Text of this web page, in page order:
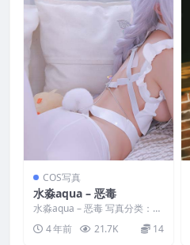
COS写真
水淼aqua – 恶毒
水淼aqua – 恶毒 写真分类：唯
美，参与模特：水淼aqua [套
图大小]：[...
4 年前 21.7K 14